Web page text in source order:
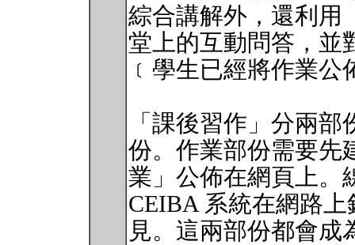
綜合講解外，還利用
堂上的互動問答，並
﹝學生已經將作業
「課後習作」分兩
份。作業部份需要先
業」公佈在網頁上。
CEIBA 系統在網路
見。這兩部份都會